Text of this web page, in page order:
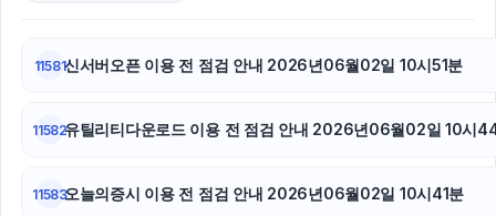
이혼변호사
동탄임플란트
11581신서버오픈 이용 전 점검 안내 2026년06월02일 10시51분
11582유틸리티다운로드 이용 전 점검 안내 2026년06월02일 10시
11583오늘의증시 이용 전 점검 안내 2026년06월02일 10시41분